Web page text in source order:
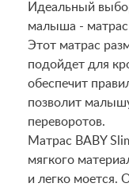
Идеальный
малыша - матрас
Этот матрас
подойдет для
обеспечит
позволит
переворотов.
Матрас BABY
мягкого
и легко моется.